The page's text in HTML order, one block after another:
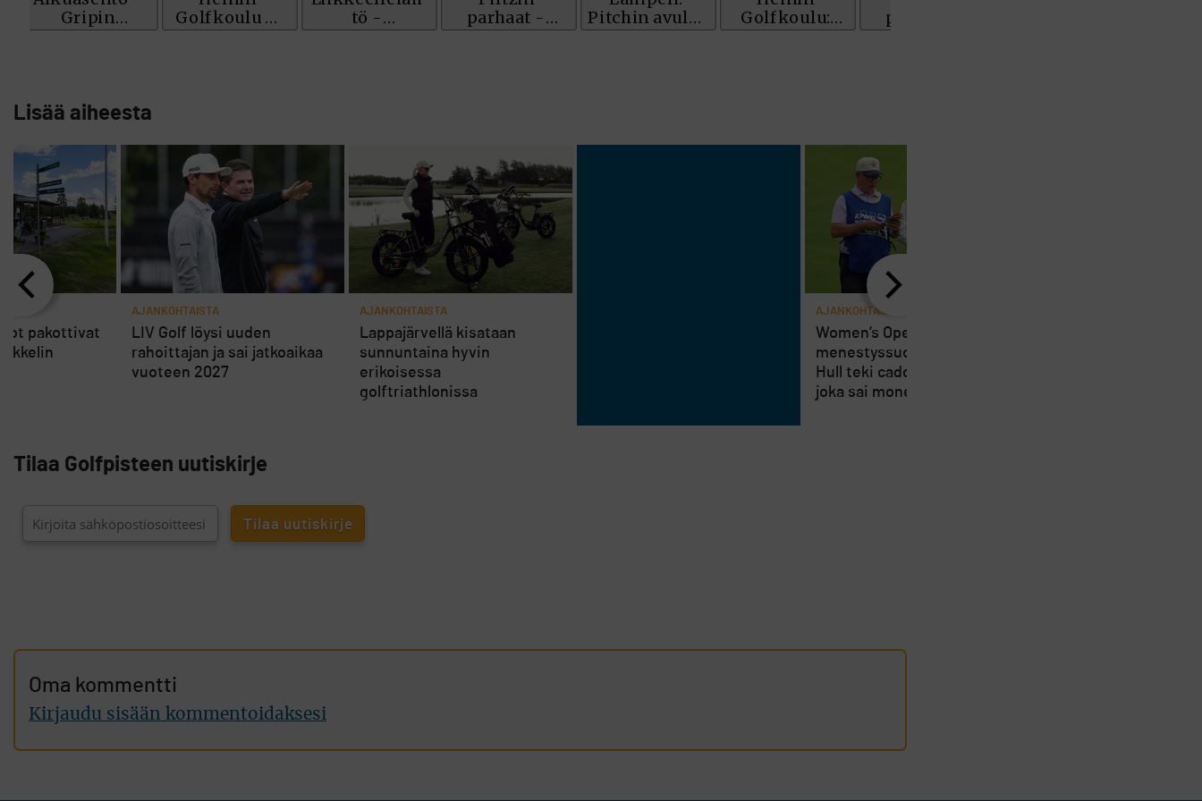
Lisää aiheesta
AJANKOHTAISTA
Lappajärvellä kisataan
sunnuntaina hyvin
erikoisessa
golftriathlonissa
AJANKOHTAISTA
Women’s Openin
menestyssuosikki Charley
Hull teki caddielleen pilan,
joka sai monet suuttumaan
pakottivat
AJANKOHTAISTA
LIV Golf löysi uuden
rahoittajan ja sai jatkoaikaa
vuoteen 2027
Tilaa Golfpisteen uutiskirje
Oma kommentti
Kirjaudu sisään kommentoidaksesi